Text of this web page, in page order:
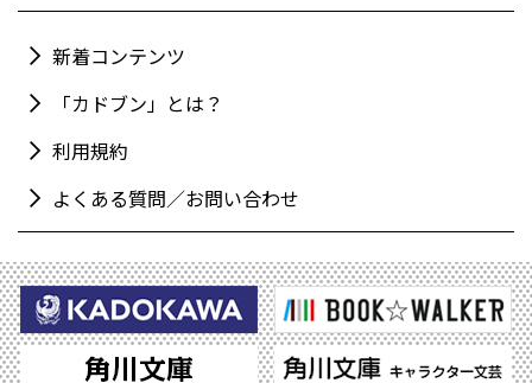
新着コンテンツ
「カドブン」とは？
利用規約
よくある質問／お問い合わせ